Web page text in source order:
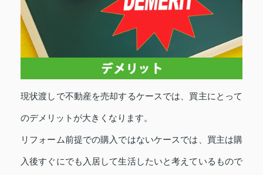
現状渡しで不動産を売却するケースでは、買主にとって
のデメリットが大きくなります。
リフォーム前提での購入ではないケースでは、買主は購
入後すぐにでも入居して生活したいと考えているもので